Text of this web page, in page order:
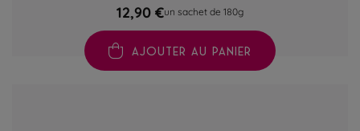
12,90 €un sachet de 180g
AJOUTER AU PANIER